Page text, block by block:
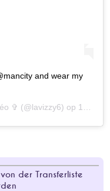
and wear my
✞ (@lavizzy6) op 18 Sep 2020 om 11:00 (PDT)
der Transferliste